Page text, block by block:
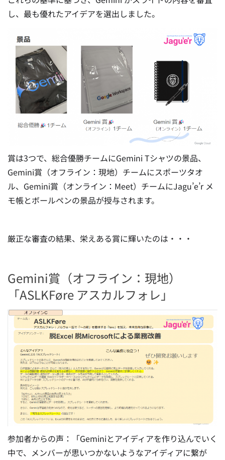
し、最も優れたアイデアを選出しました。
賞は3つで、総合優勝チームにGemini Tシャツの景品、
Gemini賞（オフライン：現地）チームにスポーツタオ
ル、Gemini賞（オンライン：Meet）チームにJagu’e’r メ
モ帳とボールペンの景品が授与されます。
厳正な審査の結果、栄えある賞に輝いたのは・・・
Gemini賞（オフライン：現地）
「ASLKFøre アスカルフォレ」
参加者からの声：
「Geminiとアイディアを作り込んでいく
中で、メンバーが思いつかないようなアイディアに繋が